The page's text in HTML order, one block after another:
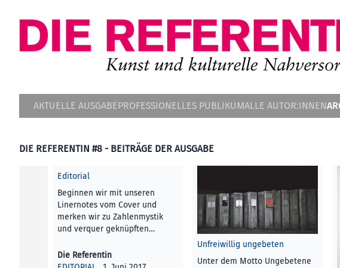
AKTUELLE AUSGABEPROFESSIONELLES PUBLIKUMALLE AUTOR:INNEN
DIE REFERENTIN #8 - BEITRÄGE DER AUSGABE
Editorial
Beginnen wir mit unseren
Linernotes vom Cover und
merken wir zu Zahlenmystik
und verquer geknüpften…
Die Referentin
Unfreiwillig ungebeten
Unter dem Motto Ungebetene